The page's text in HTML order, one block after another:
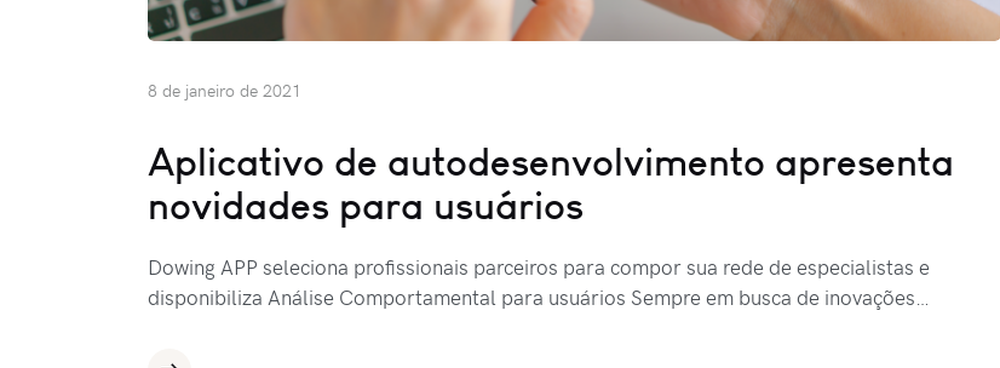
8 de janeiro de 2021
Aplicativo de autodesenvolvimento apresenta
novidades para usuários
Dowing APP seleciona profissionais parceiros para compor sua rede de especialistas e
disponibiliza Análise Comportamental para usuários Sempre em busca de inovações…